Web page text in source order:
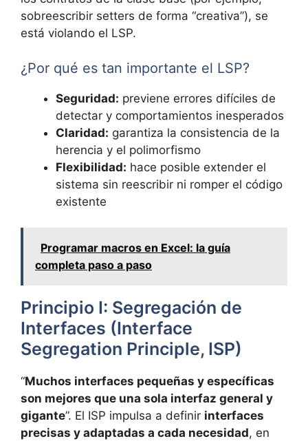
sobreescribir setters de forma “creativa”), se
está violando el LSP.
¿Por qué es tan importante el LSP?
Seguridad: previene errores difíciles de
detectar y comportamientos inesperados
Claridad: garantiza la consistencia de la
herencia y el polimorfismo
Flexibilidad: hace posible extender el
sistema sin reescribir ni romper el código
existente
Programar macros en Excel: la guía
completa paso a paso
Principio I: Segregación de
Interfaces (Interface
Segregation Principle, ISP)
“Muchos interfaces pequeñas y específicas
son mejores que una sola interfaz general y
gigante”. El ISP impulsa a definir interfaces
precisas y adaptadas a cada necesidad, en